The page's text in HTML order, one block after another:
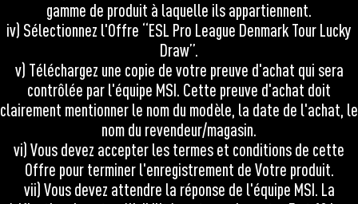
gamme de produit à laquelle ils appartiennent.
iv) Sélectionnez l'Offre “ESL Pro League Denmark Tour Lucky
Draw”.
v) Téléchargez une copie de votre preuve d'achat qui sera
contrôlée par l'équipe MSI. Cette preuve d'achat doit
clairement mentionner le nom du modèle, la date de l'achat, le
nom du revendeur/magasin.
vi) Vous devez accepter les termes et conditions de cette
Offre pour terminer l'enregistrement de Votre produit.
vii) Vous devez attendre la réponse de l'équipe MSI. La